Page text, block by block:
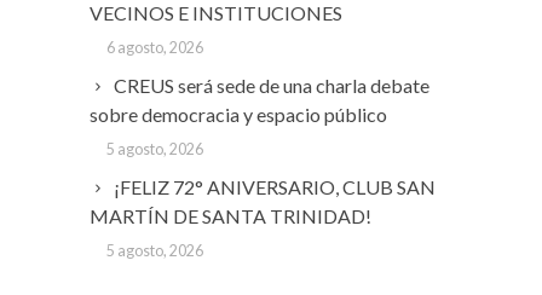
VECINOS E INSTITUCIONES
6 agosto, 2026
CREUS será sede de una charla debate
sobre democracia y espacio público
5 agosto, 2026
¡FELIZ 72° ANIVERSARIO, CLUB SAN
MARTÍN DE SANTA TRINIDAD!
5 agosto, 2026